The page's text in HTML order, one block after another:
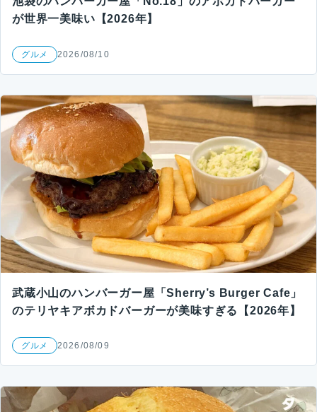
が世界一美味い【2026年】
グルメ 2026/08/10
武蔵小山のハンバーガー屋「Sherry’s Burger Cafe」
のテリヤキアボカドバーガーが美味すぎる【2026年】
グルメ 2026/08/09